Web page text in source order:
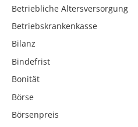
Betriebliche Altersversorgung
Betriebskrankenkasse
Bilanz
Bindefrist
Bonität
Börse
Börsenpreis